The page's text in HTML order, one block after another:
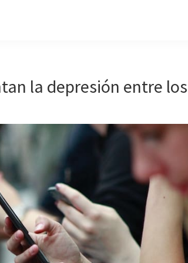
la depresión entre los